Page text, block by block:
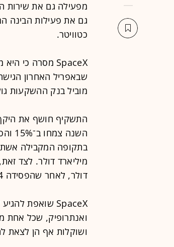
כטוויטר.
שבאפריל האחרון
מוביל בנק ההשקעות
התשקיף חושף את
דולר, לאחר שהפסידה 4.94 מיליארד דולר במהלך 2025 כולה.
ואנתרופיק, שכל אחת
ושוקלות אף הן לצאת